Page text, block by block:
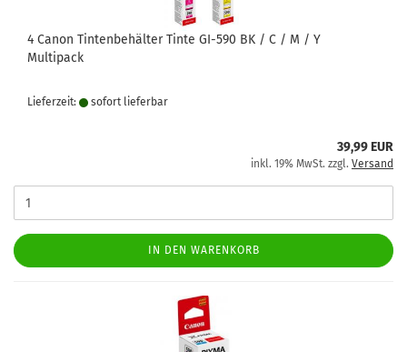
4 Canon Tintenbehälter Tinte GI-590 BK / C / M / Y
Multipack
Lieferzeit: sofort lie­fer­bar
39,99 EUR
inkl. 19% MwSt. zzgl. Versand
IN DEN WARENKORB